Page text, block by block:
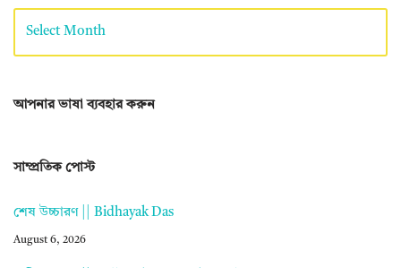
আপনার ভাষা ব্যবহার করুন
সাম্প্রতিক পোস্ট
শেষ উচ্চারণ || Bidhayak Das
August 6, 2026